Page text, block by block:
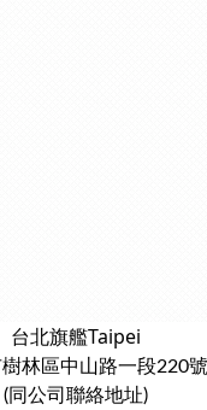
台北旗艦Taipei
林區中山路一段220號
(同公司聯絡地址)